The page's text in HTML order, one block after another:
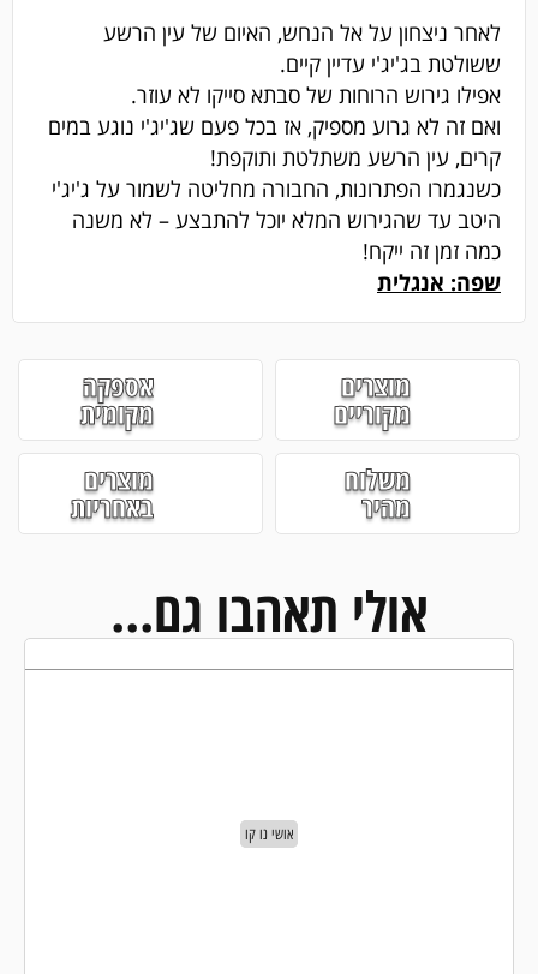
לאחר ניצחון על אל הנחש, האיום של עין הרשע
ששולטת בג'יג'י עדיין קיים.
אפילו גירוש הרוחות של סבתא סייקו לא עוזר.
ואם זה לא גרוע מספיק, אז בכל פעם שג'יג'י נוגע במים
קרים, עין הרשע משתלטת ותוקפת!
כשנגמרו הפתרונות, החבורה מחליטה לשמור על ג'יג'י
היטב עד שהגירוש המלא יוכל להתבצע – לא משנה
כמה זמן זה ייקח!
שפה: אנגלית
מוצרים
מקוריים
אספקה
מקומית
משלוח
מהיר
מוצרים
באחריות
אולי תאהבו גם...
אושי נו קו